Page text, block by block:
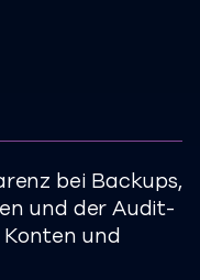
bei Backups,
und der Audit-
und